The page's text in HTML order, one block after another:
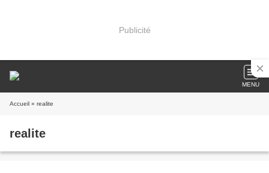
Publicité
MENU
Accueil » realite
realite